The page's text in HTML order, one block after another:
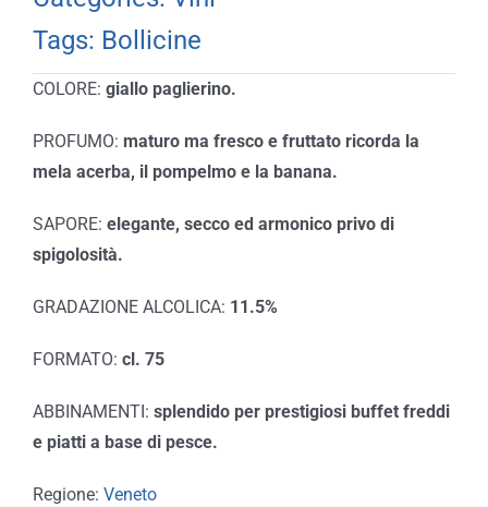
Tags: Bollicine
COLORE: giallo paglierino.
PROFUMO: maturo ma fresco e fruttato ricorda la
mela acerba, il pompelmo e la banana.
SAPORE: elegante, secco ed armonico privo di
spigolosità.
GRADAZIONE ALCOLICA: 11.5%
FORMATO: cl. 75
ABBINAMENTI: splendido per prestigiosi buffet freddi
e piatti a base di pesce.
Regione: Veneto